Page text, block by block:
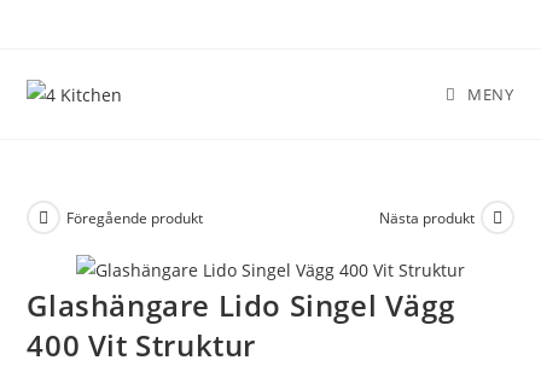
MENY
Föregående produkt Nästa produkt
Glashängare Lido Singel Vägg
400 Vit Struktur